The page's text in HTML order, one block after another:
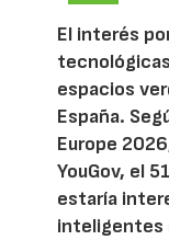
El interés
espacios
España.
Europe
YouGov, el
estaría
inteligentes